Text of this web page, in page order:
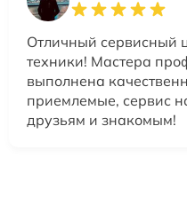
Отличный сервисный
техники! Мастера
выполнена
приемлемые, сервис
друзьям и знакомым!